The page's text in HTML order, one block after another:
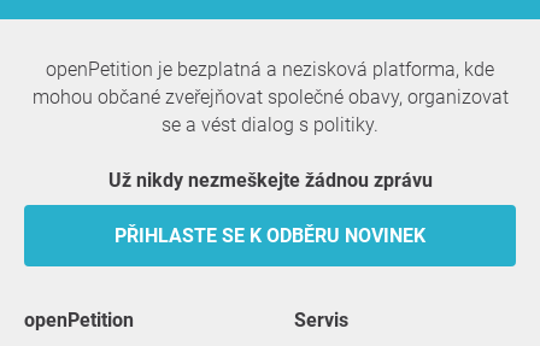
openPetition je bezplatná a nezisková platforma, kde
mohou občané zveřejňovat společné obavy, organizovat
se a vést dialog s politiky.
Už nikdy nezmeškejte žádnou zprávu
PŘIHLASTE SE K ODBĚRU NOVINEK
openPetition servis